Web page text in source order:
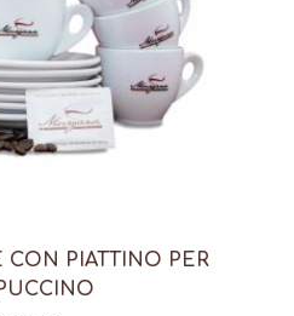
CON PIATTINO PER